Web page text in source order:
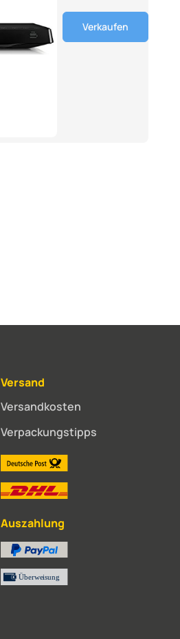
Verkaufen
Versand
Versandkosten
Verpackungstipps
Auszahlung